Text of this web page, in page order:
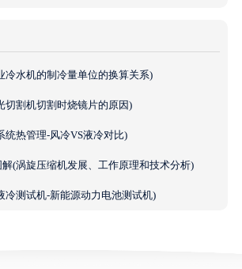
冷水机的制冷量单位的换算关系)
切割机切割时烧镜片的原因)
统热管理-风冷VS液冷对比)
(涡旋压缩机发展、工作原理和技术分析)
冷测试机-新能源动力电池测试机)